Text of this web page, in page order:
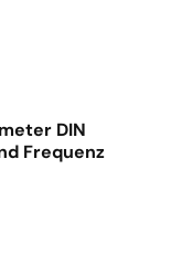
DIN
Frequenz